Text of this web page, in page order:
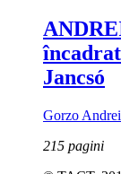
Jancsó
Gorzo Andrei
215 pagini